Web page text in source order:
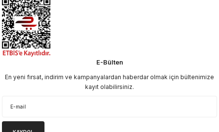
E-Bülten
En yeni fırsat, indirim ve kampanyalardan haberdar olmak için bültenimize
kayıt olabilirsiniz.